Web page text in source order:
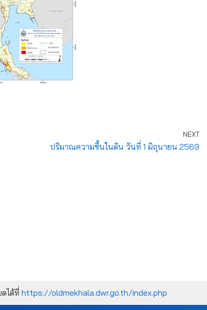
NEXT
ปริมาณความชื้นในดิน วันที่ 1 มิถุนายน 2569
ได้ที่ https://oldmekhala.dwr.go.th/index.php